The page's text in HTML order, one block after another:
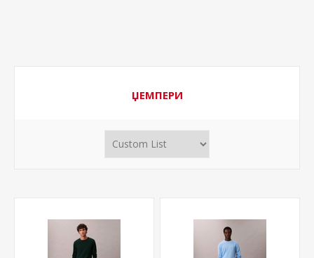
ЏЕМПЕРИ